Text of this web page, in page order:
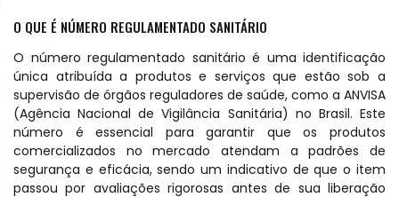
O QUE É NÚMERO REGULAMENTADO SANITÁRIO
O número regulamentado sanitário é uma identificação
única atribuída a produtos e serviços que estão sob a
supervisão de órgãos reguladores de saúde, como a ANVISA
(Agência Nacional de Vigilância Sanitária) no Brasil. Este
número é essencial para garantir que os produtos
comercializados no mercado atendam a padrões de
segurança e eficácia, sendo um indicativo de que o item
passou por avaliações rigorosas antes de sua liberação